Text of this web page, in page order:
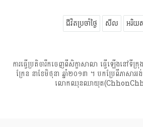
ជីវិតប្រចាំថ្ងៃ សីល អរិយ
ការធ្វើប្រតិចារឹកចេញពីសិក្ខាសាលា ធ្វើឡើងនៅ
ក្រែន នាខែមិថុនា ឆ្នាំ២០១៣ ។ បកប្រែពីភាសាអ
លោកឈុនឈាយុត